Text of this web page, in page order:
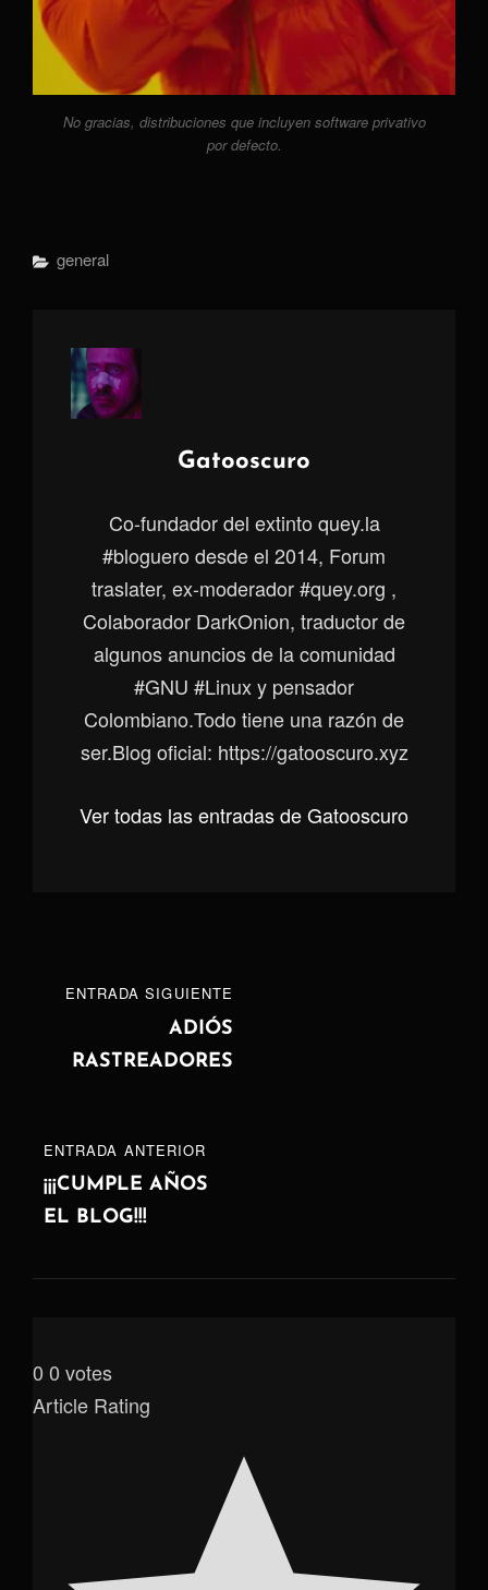
No gracias, distribuciones que incluyen software privativo
por defecto.
Categorías
General
Autor:
Gatooscuro
Co-fundador del extinto quey.la
#bloguero desde el 2014, Forum
traslater, ex-moderador #quey.org ,
Colaborador DarkOnion, traductor de
algunos anuncios de la comunidad
#GNU #Linux y pensador
Colombiano.Todo tiene una razón de
ser.Blog oficial: https://gatooscuro.xyz
Ver todas las entradas de Gatooscuro
Navegación
entradas
ENTRADA
ANTERIOR
ENTRADA ANTERIOR
¡¡¡CUMPLE AÑOS
EL BLOG!!!
ENTRADA
ENTRADA SIGUIENTE
ADIÓS
RASTREADORES
0 0 votes
Article Rating